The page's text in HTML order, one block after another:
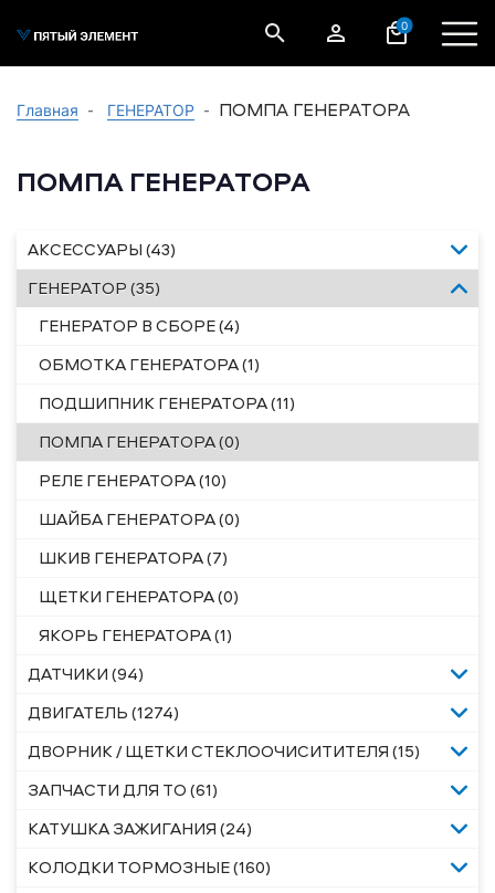
0
Главная ГЕНЕРАТОР ПОМПА ГЕНЕРАТОРА
ПОМПА ГЕНЕРАТОРА
АКСЕССУАРЫ (43)
ГЕНЕРАТОР (35)
ГЕНЕРАТОР В СБОРЕ (4)
ОБМОТКА ГЕНЕРАТОРА (1)
ПОДШИПНИК ГЕНЕРАТОРА (11)
ПОМПА ГЕНЕРАТОРА (0)
РЕЛЕ ГЕНЕРАТОРА (10)
ШАЙБА ГЕНЕРАТОРА (0)
ШКИВ ГЕНЕРАТОРА (7)
ЩЕТКИ ГЕНЕРАТОРА (0)
ЯКОРЬ ГЕНЕРАТОРА (1)
ДАТЧИКИ (94)
ДВИГАТЕЛЬ (1274)
ДВОРНИК / ЩЕТКИ СТЕКЛООЧИСИТИТЕЛЯ (15)
ЗАПЧАСТИ ДЛЯ ТО (61)
КАТУШКА ЗАЖИГАНИЯ (24)
КОЛОДКИ ТОРМОЗНЫЕ (160)